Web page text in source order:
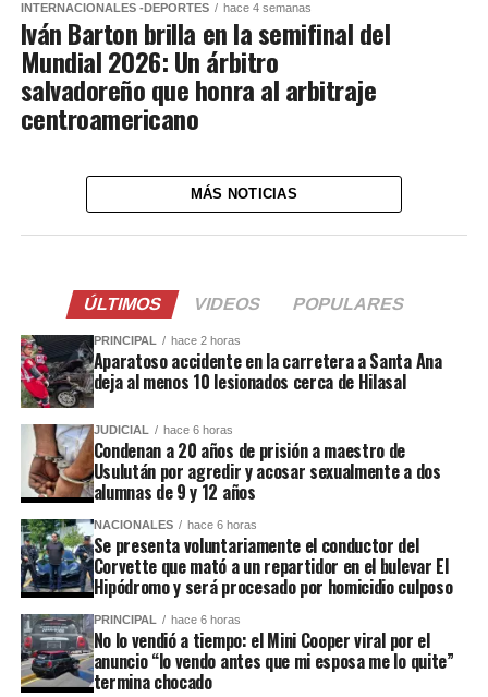
INTERNACIONALES -DEPORTES hace 4 semanas
Iván Barton brilla en la semifinal del
Mundial 2026: Un árbitro
salvadoreño que honra al arbitraje
centroamericano
MÁS NOTICIAS
ÚLTIMOS VIDEOS POPULARES
PRINCIPAL hace 2 horas
Aparatoso accidente en la carretera a Santa Ana
deja al menos 10 lesionados cerca de Hilasal
JUDICIAL hace 6 horas
Condenan a 20 años de prisión a maestro de
Usulután por agredir y acosar sexualmente a dos
alumnas de 9 y 12 años
NACIONALES hace 6 horas
Se presenta voluntariamente el conductor del
Corvette que mató a un repartidor en el bulevar El
Hipódromo y será procesado por homicidio culposo
PRINCIPAL hace 6 horas
No lo vendió a tiempo: el Mini Cooper viral por el
anuncio “lo vendo antes que mi esposa me lo quite”
termina chocado